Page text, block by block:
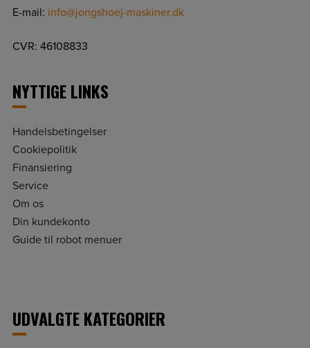
E-mail: info@jongshoej-maskiner.dk
CVR: 46108833
NYTTIGE LINKS
Handelsbetingelser
Cookiepolitik
Finansiering
Service
Om os
Din kundekonto
Guide til robot menuer
UDVALGTE KATEGORIER